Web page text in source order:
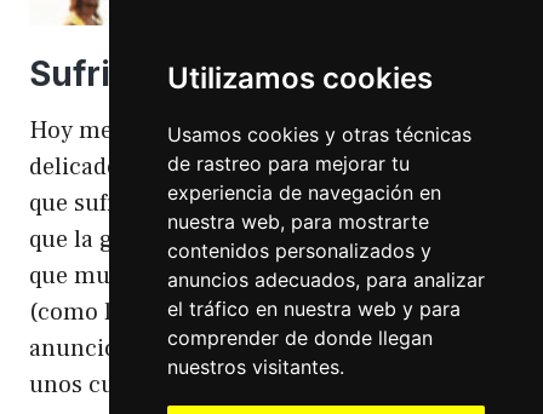
Utilizamos cookies
Usamos cookies y otras técnicas
de rastreo para mejorar tu
experiencia de navegación en
nuestra web, para mostrarte
contenidos personalizados y
anuncios adecuados, para analizar
el tráfico en nuestra web y para
comprender de donde llegan
nuestros visitantes.
Sufriendo la gordofobia
Hoy me apetece hablar de un temita
delicado. Hoy hablo de gordofobia. Una cosa
que sufro día si día también. Gordofobia Y es
que la gordofobia es algo que existe. Algo
que muchas personas sufrimos en silencio
(como las hemorroides, al igual que en el
anuncio). Nos están vendiendo siempre
unos cuerpos normativos y en…